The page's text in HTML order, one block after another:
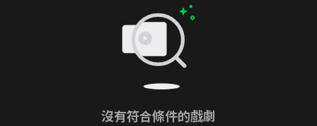
沒有符合條件的戲劇